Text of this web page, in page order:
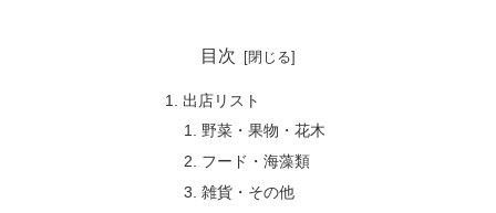
目次
出店リスト
野菜・果物・花木
フード・海藻類
雑貨・その他